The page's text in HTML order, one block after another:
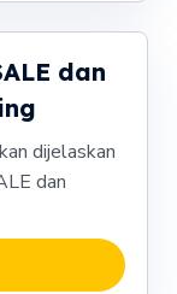
dan
dijelaskan
dan